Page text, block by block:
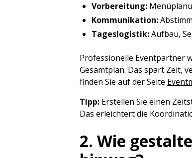
Vorbereitung:
Kommunikation:
Tageslogistik:Aufbau,
Professionelle Eventpartner
Gesamtplan. Das spart Zeit,
finden Sie auf der Seite
Tipp: Erstellen Sie einen
Das erleichtert die
2. Wie